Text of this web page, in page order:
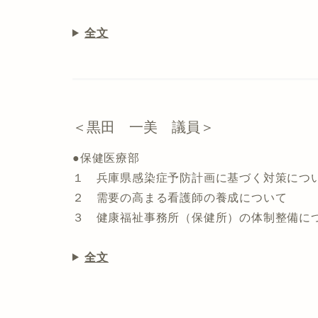
全文
＜黒田 一美 議員＞
●保健医療部
１ 兵庫県感染症予防計画に基づく対策につ
２ 需要の高まる看護師の養成について
３ 健康福祉事務所（保健所）の体制整備に
全文